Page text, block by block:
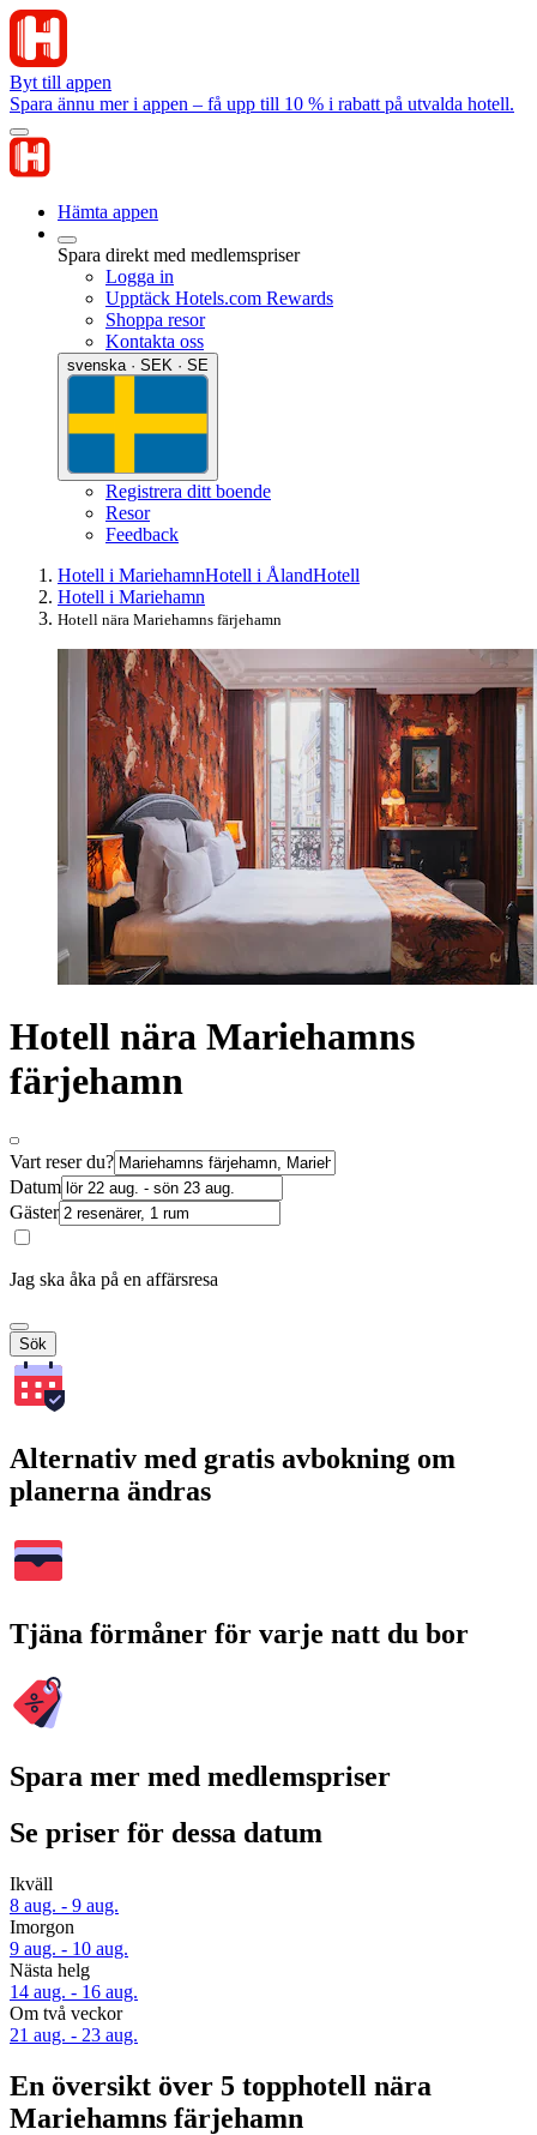
Byt till appen
Spara ännu mer i appen – få upp till 10 % i rabatt på utvalda hotell.
Hämta appen
Spara direkt med medlemspriser
Logga in
Upptäck Hotels.com Rewards
Shoppa resor
Kontakta oss
svenska · SEK · SE
Registrera ditt boende
Resor
Feedback
Hotell i MariehamnHotell i ÅlandHotell
Hotell i Mariehamn
Hotell nära Mariehamns färjehamn
Hotell nära Mariehamns
färjehamn
Vart reser du?
Datum
Gäster
Jag ska åka på en affärsresa
Sök
Alternativ med gratis avbokning om
planerna ändras
Tjäna förmåner för varje natt du bor
Spara mer med medlemspriser
Se priser för dessa datum
Ikväll
8 aug. - 9 aug.
Imorgon
9 aug. - 10 aug.
Nästa helg
14 aug. - 16 aug.
Om två veckor
21 aug. - 23 aug.
En översikt över 5 topphotell nära
Mariehamns färjehamn